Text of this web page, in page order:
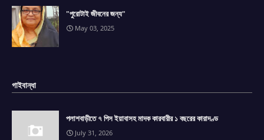
"পুরোটাই জীবনের জন্য"
May 03, 2025
গাইবান্ধা
পলাশবাড়ীতে ৭ পিস ইয়াবাসহ মাদক কারবারীর ১ বছরের কারাদণ্ড
July 31, 2026